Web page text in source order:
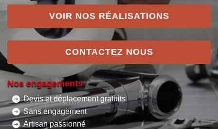
VOIR NOS RÉALISATIONS
CONTACTEZ NOUS
Nos engagements
Devis et déplacement gratuits
Sans engagement
Artisan passionné